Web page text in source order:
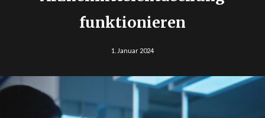
funktionieren
1. Januar 2024